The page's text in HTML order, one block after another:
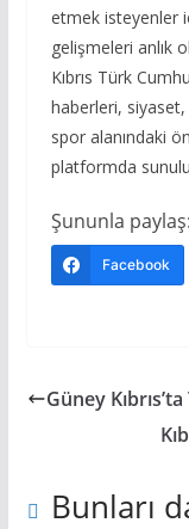
etmek isteyenler
gelişmeleri anlık
Kıbrıs Türk
haberleri,
spor alanındaki
platformda
Şununla paylaş:
Facebook
Güney
Bunları